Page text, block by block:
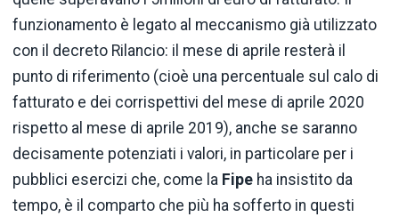
funzionamento è legato al meccanismo già utilizzato
con il decreto Rilancio: il mese di aprile resterà il
punto di riferimento (cioè una percentuale sul calo di
fatturato e dei corrispettivi del mese di aprile 2020
rispetto al mese di aprile 2019), anche se saranno
decisamente potenziati i valori, in particolare per i
pubblici esercizi che, come la Fipe ha insistito da
tempo, è il comparto che più ha sofferto in questi